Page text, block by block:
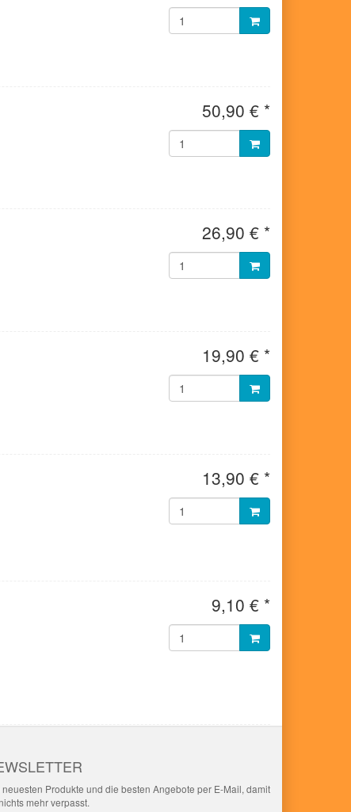
50,90 € *
26,90 € *
19,90 € *
13,90 € *
9,10 € *
neuesten Produkte und die besten Angebote per E-Mail, damit
mehr verpasst.